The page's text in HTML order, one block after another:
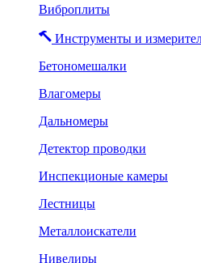
Виброплиты
Инструменты и
Бетономешалки
Влагомеры
Дальномеры
Детектор проводки
Инспекционые камеры
Лестницы
Металлоискатели
Нивелиры